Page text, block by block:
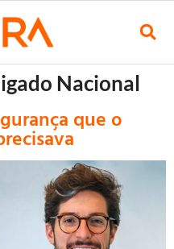
Nacional
que o